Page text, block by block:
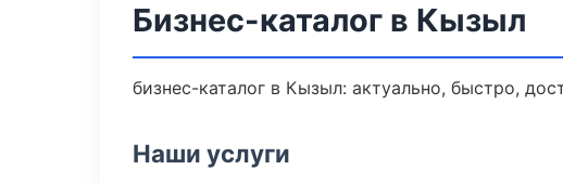
Бизнес-каталог в Кызыл
бизнес-каталог в Кызыл: актуально, быстро,
Наши услуги